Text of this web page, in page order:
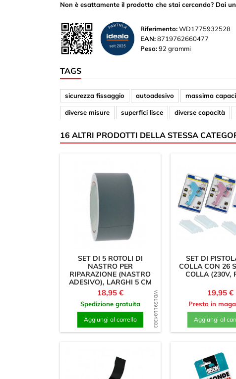
Non è esattamente il prodotto che stai cercando? Dai
Riferimento:WD1775932528
EAN:8719762660477
Peso:92 grammi
TAGS
sicurezza fissaggio autoadesivo massima
diverse misure superfici lisce diverse capacità
16 ALTRI PRODOTTI DELLA STESSA
WD1591184383
SET DI 5 ROTOLI DI
NASTRO PER
RIPARAZIONE (NASTRO
ADESIVO), LARGHI 5 CM
Prezzo
18,95 €
Spedizione gratuita
Aggiungi al carrello
SET DI
COLLA CON 26
COLLA (230V,
Prezzo
19,95 €
Presto in
Aggiungi al